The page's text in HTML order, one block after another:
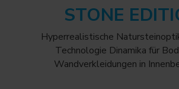
STONE
Hyperrealistische
Technologie Dinamika für
Wandverkleidungen in